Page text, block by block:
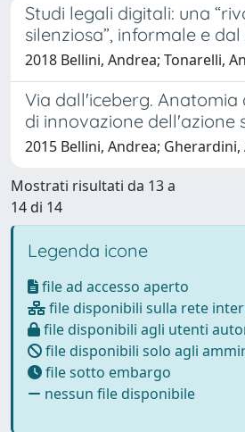
Studi legali digitali: una
silenziosa”, informale e dal
2018 Bellini, Andrea; Tonarelli,
Via dall'iceberg. Anatomia
di innovazione dell'azione
2015 Bellini, Andrea;
Mostrati risultati da 13 a
14 di 14
Legenda icone
file ad accesso aperto
file disponibili sulla rete
file disponibili agli utenti
file disponibili solo agli
file sotto embargo
nessun file disponibile